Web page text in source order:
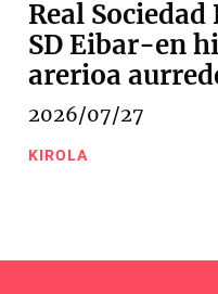
Real
SD Eibar-en
arerioa
2026/07/27
KIROLA